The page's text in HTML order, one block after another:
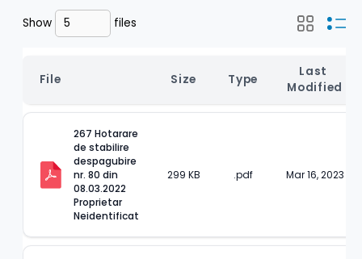
Show files
File Size Type
Last
Modified
267 Hotarare
de stabilire
despagubire
nr. 80 din
08.03.2022
Proprietar
Neidentificat
299 KB .pdf Mar 16, 2023